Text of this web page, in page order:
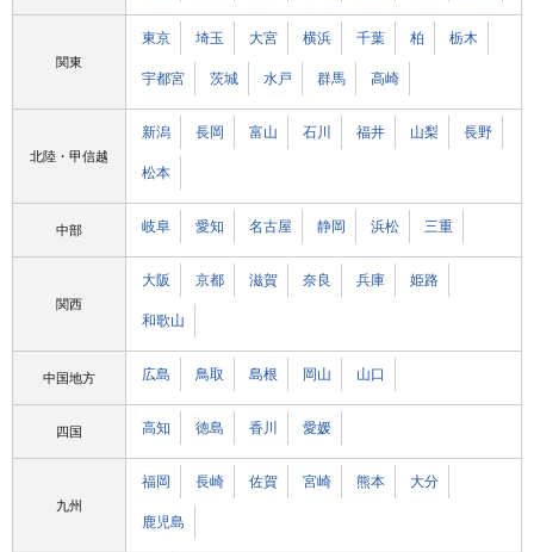
関東
東京 埼玉 大宮 横浜 千葉 柏 栃木
宇都宮 茨城 水戸 群馬 高崎
北陸・甲信越
新潟 長岡 富山 石川 福井 山梨 長野
松本
中部 岐阜 愛知 名古屋 静岡 浜松 三重
関西
大阪 京都 滋賀 奈良 兵庫 姫路
和歌山
中国地方 広島 鳥取 島根 岡山 山口
四国 高知 徳島 香川 愛媛
九州
福岡 長崎 佐賀 宮崎 熊本 大分
鹿児島